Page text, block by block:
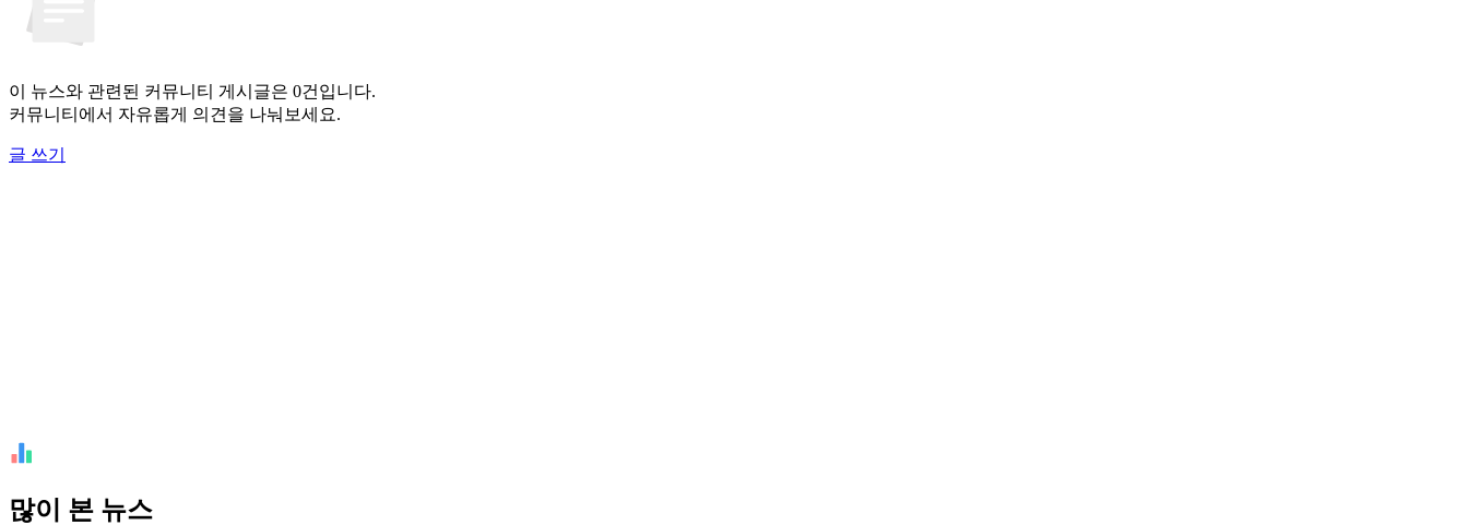
이 뉴스와 관련된 커뮤니티 게시글은 0건입니다.
커뮤니티에서 자유롭게 의견을 나눠보세요.
글 쓰기
많이 본 뉴스